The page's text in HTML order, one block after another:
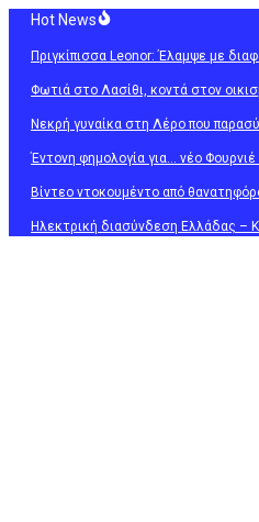
Μετάβαση
περιεχόμενο
Hot News
Πριγκίπισσα Leonor: Έλαμψε με
Φωτιά στο Λασίθι, κοντά στον
Νεκρή γυναίκα στη Λέρο που
Έντονη φημολογία για… νέο
Βίντεο ντοκουμέντο από
Ηλεκτρική διασύνδεση Ελλάδας –